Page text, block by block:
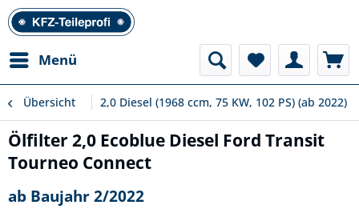
Menü
Übersicht 2,0 Diesel (1968 ccm, 75 KW, 102 PS) (ab 2022)
Ölfilter 2,0 Ecoblue Diesel Ford Transit
Tourneo Connect
ab Baujahr 2/2022